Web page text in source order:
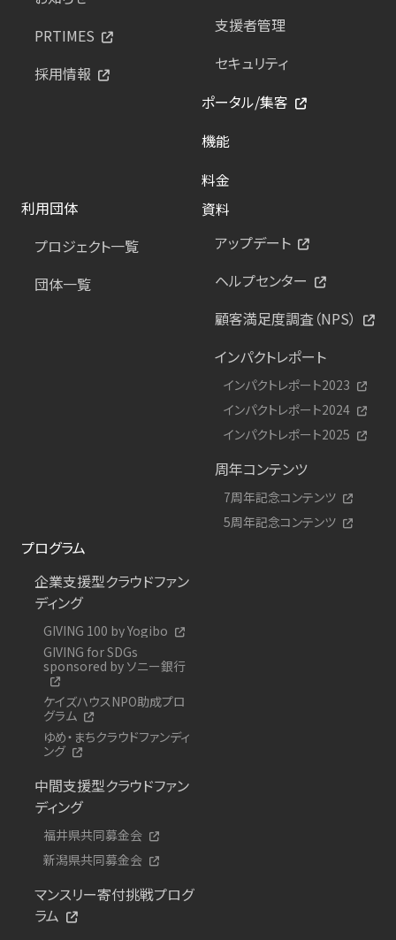
PRTIMES
採用情報
支援者管理
セキュリティ
ポータル/集客
機能
料金
利用団体
プロジェクト一覧
団体一覧
資料
アップデート
ヘルプセンター
顧客満足度調査（NPS）
インパクトレポート
インパクトレポート2023
インパクトレポート2024
インパクトレポート2025
周年コンテンツ
7周年記念コンテンツ
5周年記念コンテンツ
プログラム
企業支援型クラウドファン
ディング
GIVING 100 by Yogibo
GIVING for SDGs
sponsored by ソニー銀行
ケイズハウスNPO助成プロ
グラム
ゆめ・まちクラウドファンディ
ング
中間支援型クラウドファン
ディング
福井県共同募金会
新潟県共同募金会
マンスリー寄付挑戦プログ
ラム